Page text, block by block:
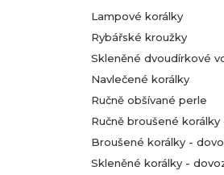
Lampové korálky
Rybářské kroužky
Skleněné dvoudírkové
Navlečené korálky
Ručně obšívané perle
Ručně broušené
Broušené korálky -
Skleněné korálky -